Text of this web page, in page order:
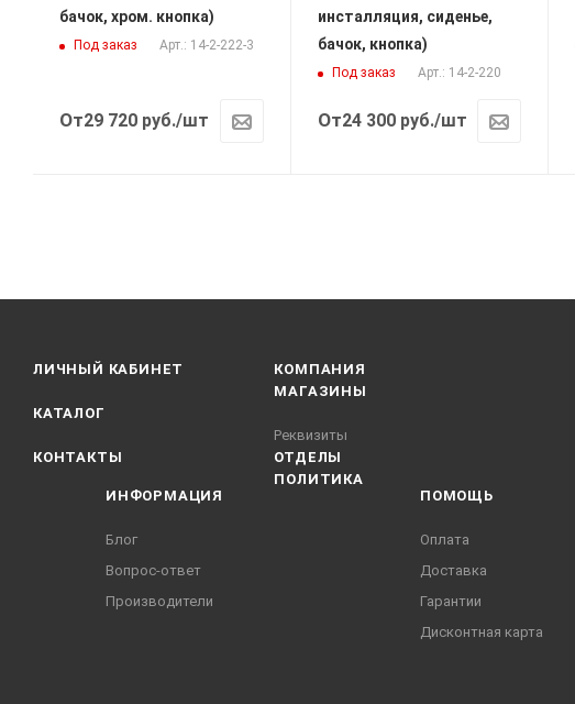
бачок, хром. кнопка)
Под заказ Арт.: 14-2-222-3
От29 720 руб./шт
инсталляция, сиденье,
бачок, кнопка)
Под заказ Арт.: 14-2-220
От24 300руб./шт
ЛИЧНЫЙ КАБИНЕТ
КАТАЛОГ
КОНТАКТЫ
КОМПАНИЯ
МАГАЗИНЫ
Реквизиты
ОТДЕЛЫ
ПОЛИТИКА
ИНФОРМАЦИЯ
Блог
Вопрос-ответ
Производители
ПОМОЩЬ
Оплата
Доставка
Гарантии
Дисконтная карта